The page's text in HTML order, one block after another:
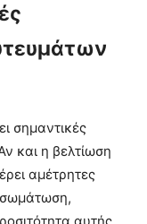
σημαντικές
και η βελτίωση
αμέτρητες